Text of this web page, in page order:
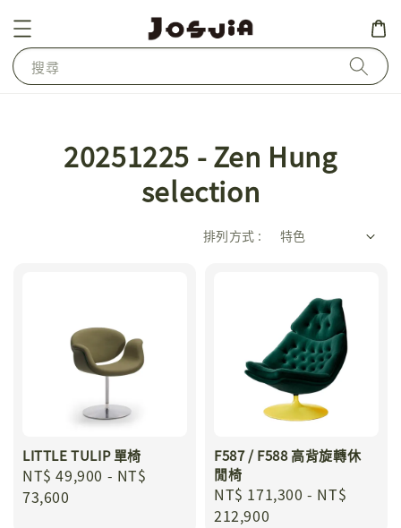
搜尋
20251225 - Zen Hung
selection
排列方式 :
LITTLE TULIP 單椅
Regular
price
NT$ 49,900 - NT$
73,600
F587 / F588 高背旋轉休
閒椅
Regular
price
NT$ 171,300 - NT$
212,900